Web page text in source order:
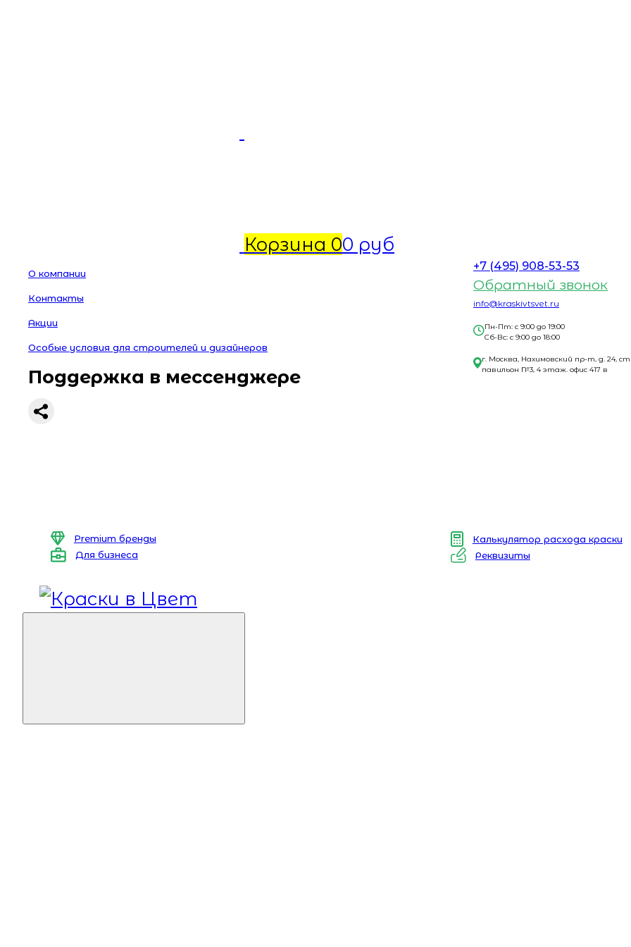
Корзина 00 руб
О компании
Контакты
Акции
Особые условия для строителей и дизайнеров
Поддержка в мессенджере
+7 (495) 908-53-53
Обратный звонок
info@kraskivtsvet.ru
Пн-Пт: с 9:00 до 19:00
Сб-Вс: с 9:00 до 18:00
г. Москва, Нахимовский пр-т, д. 24,
павильон №3, 4 этаж. офис 417 в
Premium бренды
Калькулятор расхода краски
Для бизнеса
Реквизиты